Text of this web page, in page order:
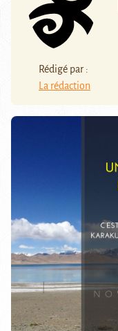
Rédigé par :
La rédaction